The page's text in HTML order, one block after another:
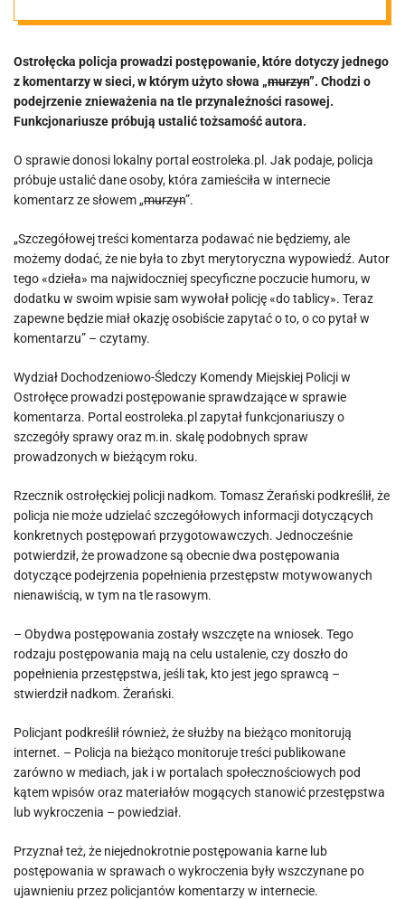
się ostrołęcka
policja
Ostrołęcka policja prowadzi postępowanie, które dotyczy jednego
z komentarzy w sieci, w którym użyto słowa „murzyn”. Chodzi o
podejrzenie znieważenia na tle przynależności rasowej.
Funkcjonariusze próbują ustalić tożsamość autora.
O sprawie donosi lokalny portal eostroleka.pl. Jak podaje, policja
próbuje ustalić dane osoby, która zamieściła w internecie
komentarz ze słowem „murzyn”.
„Szczegółowej treści komentarza podawać nie będziemy, ale
możemy dodać, że nie była to zbyt merytoryczna wypowiedź. Autor
tego «dzieła» ma najwidoczniej specyficzne poczucie humoru, w
dodatku w swoim wpisie sam wywołał policję «do tablicy». Teraz
zapewne będzie miał okazję osobiście zapytać o to, o co pytał w
komentarzu” – czytamy.
Wydział Dochodzeniowo-Śledczy Komendy Miejskiej Policji w
Ostrołęce prowadzi postępowanie sprawdzające w sprawie
komentarza. Portal eostroleka.pl zapytał funkcjonariuszy o
szczegóły sprawy oraz m.in. skalę podobnych spraw
prowadzonych w bieżącym roku.
Rzecznik ostrołęckiej policji nadkom. Tomasz Żerański podkreślił, że
policja nie może udzielać szczegółowych informacji dotyczących
konkretnych postępowań przygotowawczych. Jednocześnie
potwierdził, że prowadzone są obecnie dwa postępowania
dotyczące podejrzenia popełnienia przestępstw motywowanych
nienawiścią, w tym na tle rasowym.
– Obydwa postępowania zostały wszczęte na wniosek. Tego
rodzaju postępowania mają na celu ustalenie, czy doszło do
popełnienia przestępstwa, jeśli tak, kto jest jego sprawcą –
stwierdził nadkom. Żerański.
Policjant podkreślił również, że służby na bieżąco monitorują
internet. – Policja na bieżąco monitoruje treści publikowane
zarówno w mediach, jak i w portalach społecznościowych pod
kątem wpisów oraz materiałów mogących stanowić przestępstwa
lub wykroczenia – powiedział.
Przyznał też, że niejednokrotnie postępowania karne lub
postępowania w sprawach o wykroczenia były wszczynane po
ujawnieniu przez policjantów komentarzy w internecie.